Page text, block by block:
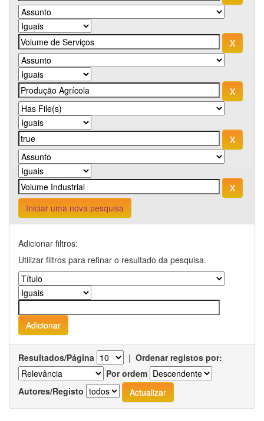
Iniciar uma nova pesquisa
Adicionar filtros:
Utilizar filtros para refinar o resultado da pesquisa.
Resultados/Página | Ordenar registos por:
Por ordem
Autores/Registo